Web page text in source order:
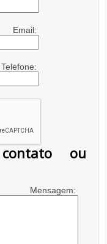
Email:
Telefone:
ou
Mensagem: